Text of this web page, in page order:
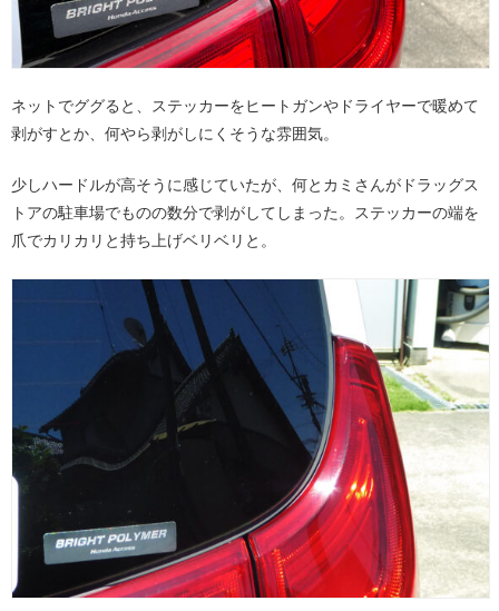
ネットでググると、ステッカーをヒートガンやドライヤーで暖めて
剥がすとか、何やら剥がしにくそうな雰囲気。
少しハードルが高そうに感じていたが、何とカミさんがドラッグス
トアの駐車場でものの数分で剥がしてしまった。ステッカーの端を
爪でカリカリと持ち上げベリベリと。